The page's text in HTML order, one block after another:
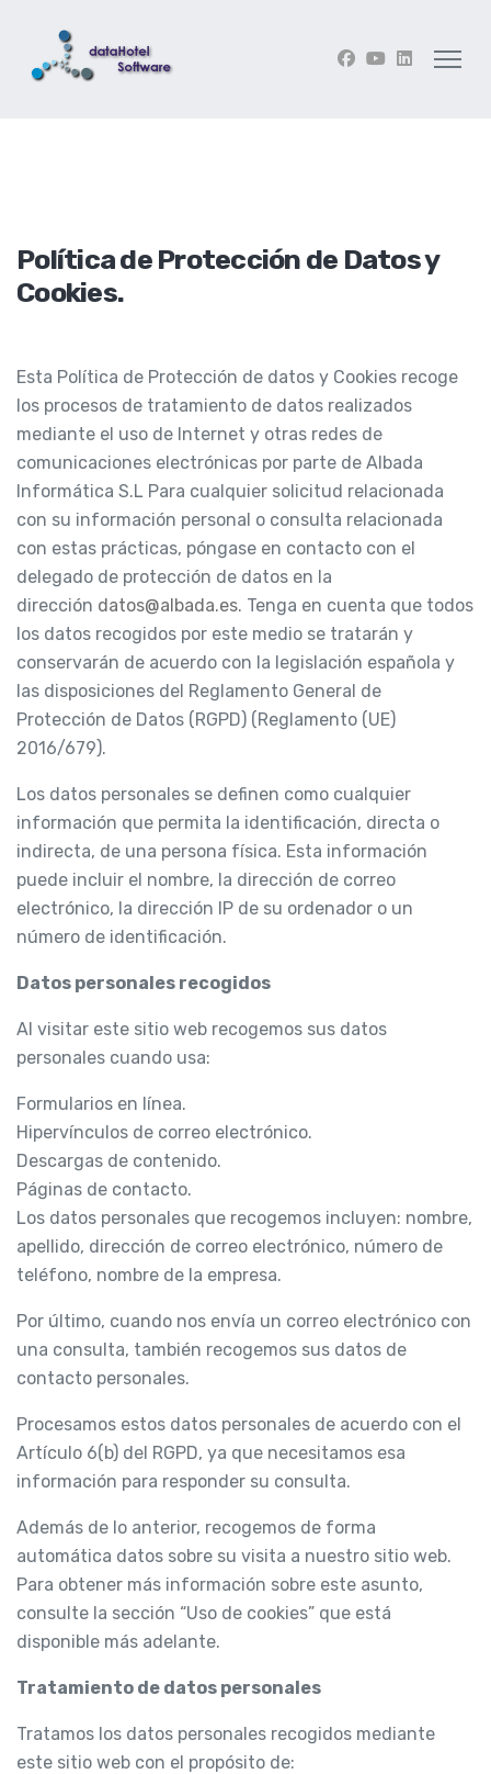
Política de Protección de Datos y
Cookies.
Esta Política de Protección de datos y Cookies recoge
los procesos de tratamiento de datos realizados
mediante el uso de Internet y otras redes de
comunicaciones electrónicas por parte de Albada
Informática S.L Para cualquier solicitud relacionada
con su información personal o consulta relacionada
con estas prácticas, póngase en contacto con el
delegado de protección de datos en la
dirección datos@albada.es. Tenga en cuenta que todos
los datos recogidos por este medio se tratarán y
conservarán de acuerdo con la legislación española y
las disposiciones del Reglamento General de
Protección de Datos (RGPD) (Reglamento (UE)
2016/679).
Los datos personales se definen como cualquier
información que permita la identificación, directa o
indirecta, de una persona física. Esta información
puede incluir el nombre, la dirección de correo
electrónico, la dirección IP de su ordenador o un
número de identificación.
Datos personales recogidos
Al visitar este sitio web recogemos sus datos
personales cuando usa:
Formularios en línea.
Hipervínculos de correo electrónico.
Descargas de contenido.
Páginas de contacto.
Los datos personales que recogemos incluyen: nombre,
apellido, dirección de correo electrónico, número de
teléfono, nombre de la empresa.
Por último, cuando nos envía un correo electrónico con
una consulta, también recogemos sus datos de
contacto personales.
Procesamos estos datos personales de acuerdo con el
Artículo 6(b) del RGPD, ya que necesitamos esa
información para responder su consulta.
Además de lo anterior, recogemos de forma
automática datos sobre su visita a nuestro sitio web.
Para obtener más información sobre este asunto,
consulte la sección “Uso de cookies” que está
disponible más adelante.
Tratamiento de datos personales
Tratamos los datos personales recogidos mediante
este sitio web con el propósito de: